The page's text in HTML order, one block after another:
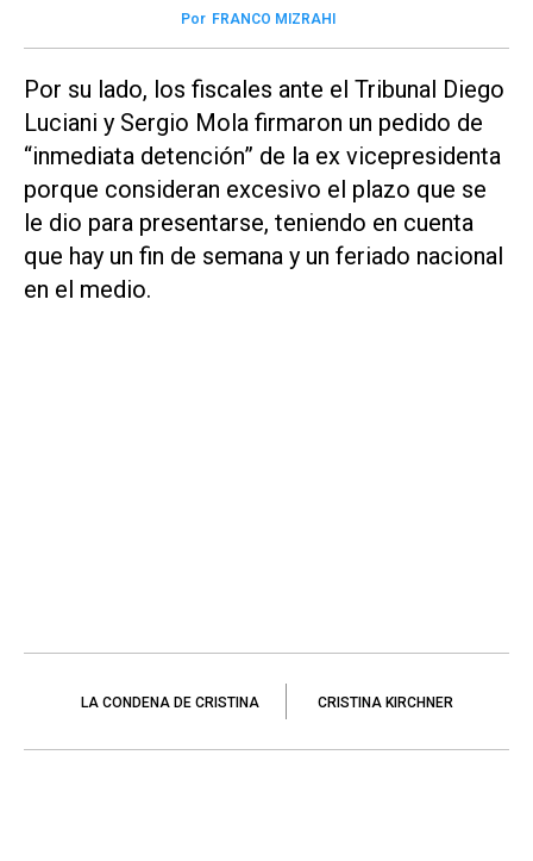
Por FRANCO MIZRAHI
Por su lado, los fiscales ante el Tribunal Diego
Luciani y Sergio Mola firmaron un pedido de
“inmediata detención” de la ex vicepresidenta
porque consideran excesivo el plazo que se
le dio para presentarse, teniendo en cuenta
que hay un fin de semana y un feriado nacional
en el medio.
LA CONDENA DE CRISTINA CRISTINA KIRCHNER